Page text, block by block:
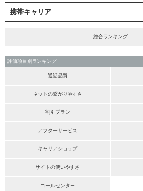
携帯キャリア
総合ランキング
評価項目別ランキング
通話品質
ネットの繋がりやすさ
割引プラン
アフターサービス
キャリアショップ
サイトの使いやすさ
コールセンター